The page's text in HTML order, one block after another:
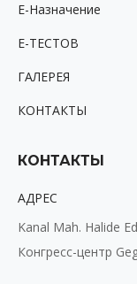
Е-Назначение
Е-ТЕСТОВ
ГАЛЕРЕЯ
КОНТАКТЫ
КОНТАКТЫ
АДРЕС
Kanal Mah. Halide
Конгресс-центр